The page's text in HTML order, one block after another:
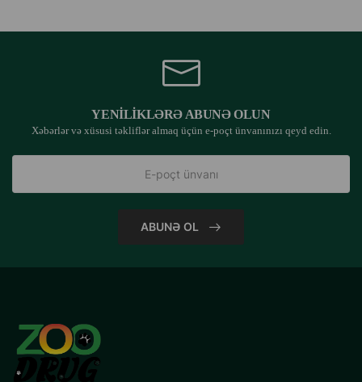
YENILIKLƏRƏ ABUNƏ OLUN
Xəbərlər və xüsusi təkliflər almaq üçün e-poçt ünvanınızı qeyd edin.
ABUNƏ OL